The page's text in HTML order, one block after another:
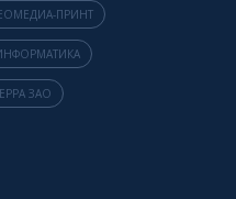
ПРИНТ
ЗАО